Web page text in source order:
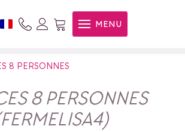
MENU
PERSONNES
8 PERSONNES
8 PERSONNES
FERMELISA4)